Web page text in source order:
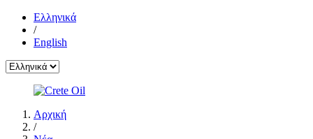
Ελληνικά
/
English
Αρχική
/